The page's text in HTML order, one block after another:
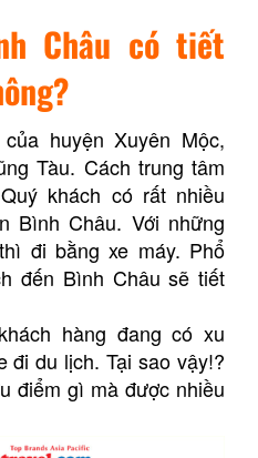
Châu có tiết
huyện Xuyên Mộc,
Tàu. Cách trung tâm
khách có rất nhiều
Bình Châu. Với những
đi bằng xe máy. Phổ
đến Bình Châu sẽ tiết
hàng đang có xu
đi du lịch. Tại sao vậy!?
điểm gì mà được nhiều